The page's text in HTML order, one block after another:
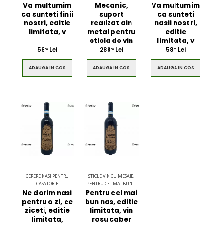
Va multumim
ca sunteti finii
nostri, editie
limitata, v
5800 Lei
ADAUGA IN COS
Mecanic,
suport
realizat din
metal pentru
sticla de vin
28800Lei
ADAUGA IN COS
Va multumim
ca sunteti
nasii nostri,
editie
limitata, v
5800Lei
ADAUGA IN COS
CERERE NASI PENTRU
CASATORIE
Ne dorim nasi
pentru o zi, ce
ziceti, editie
limitata,
STICLE VIN CU MESAJE,
PENTRU CEL MAI BUN...
Pentru cel mai
bun nas, editie
limitata, vin
rosu caber